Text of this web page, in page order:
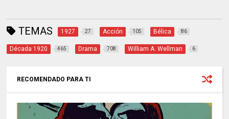
TEMAS 1927 27 Acción 105 Bélica 86
Década 1920 465 Drama 708 William A. Wellman 6
RECOMENDADO PARA TI